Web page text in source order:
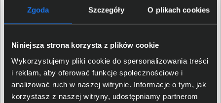
Zgoda Szczegóły O plikach cookies
Niniejsza strona korzysta z plików cookie
Wykorzystujemy pliki cookie do spersonalizowania treści
i reklam, aby oferować funkcje społecznościowe i
analizować ruch w naszej witrynie. Informacje o tym, jak
korzystasz z naszej witryny, udostępniamy partnerom
Porty komunikacji
REPO, RS232, Styki
Właściwości fizyczne
Typ obudowy Compact